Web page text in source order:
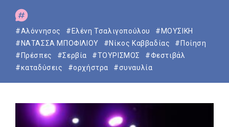
#Αλόννησος #Ελένη Τσαλιγοπούλου
#ΜΟΥΣΙΚΗ
#ΝΑΤΑΣΣΑ ΜΠΟΦΙΛΙΟΥ
#Νίκος Καββαδίας
#Ποίηση
#Πρέσπες
#Σερβία #ΤΟΥΡΙΣΜΟΣ
#Φεστιβάλ
#καταδύσεις
#ορχήστρα #συναυλία